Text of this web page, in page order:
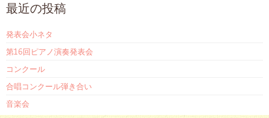
最近の投稿
発表会小ネタ
第16回ピアノ演奏発表会
コンクール
合唱コンクール弾き合い
音楽会